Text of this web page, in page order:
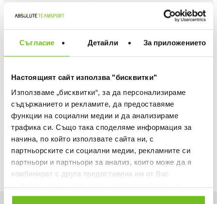
Съгласие Детайли За приложението
Настоящият сайт използва "бисквитки"
Използваме „бисквитки“, за да персонализираме
съдържанието и рекламите, да предоставяме
функции на социални медии и да анализираме
трафика си. Също така споделяме информация за
начина, по който използвате сайта ни, с
партньорските си социални медии, рекламните си
партньори и партньори за анализ, които може да я
комбинират с друга предоставена им от Вас
ползването от Ваша страна на услугите им.
БЕЗПЛАТНА ДОСТАВКА НАД 50 €.
Информация за продукта
Описание
Доставка
Наличност в магазините